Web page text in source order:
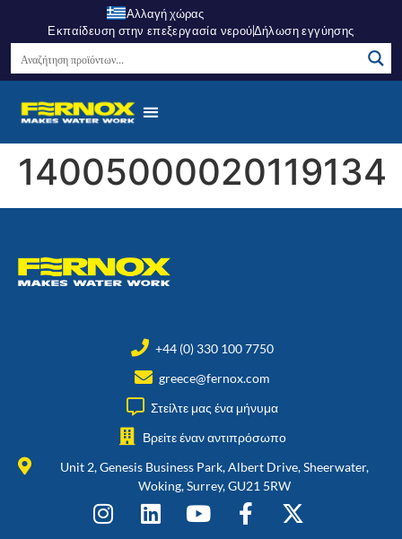
Αλλαγή χώρας
Εκπαίδευση στην επεξεργασία νερούΔήλωση εγγύησης
14005000020119134
+44 (0) 330 100 7750
greece@fernox.com
Στείλτε μας ένα μήνυμα
Βρείτε έναν αντιπρόσωπο
Unit 2, Genesis Business Park, Albert Drive, Sheerwater,
Woking, Surrey, GU21 5RW